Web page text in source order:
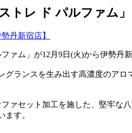
レ ド パルファム」
ム」が12月9日(火)から伊勢丹
ランスを生み出す高濃度のア
ァセット加工を施した、堅牢
す。